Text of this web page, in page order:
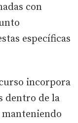
con
específicas
incorpora
dentro de la